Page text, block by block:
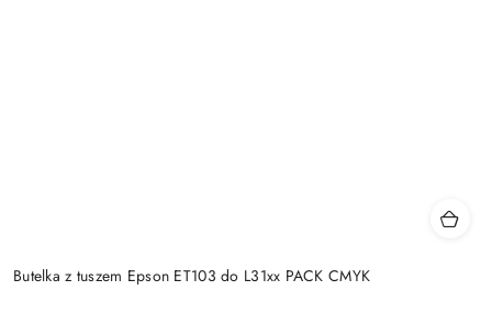
Butelka z tuszem Epson ET103 do L31xx PACK CMYK